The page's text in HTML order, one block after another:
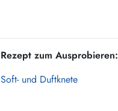
Rezept zum Ausprobieren:
Soft- und Duftknete